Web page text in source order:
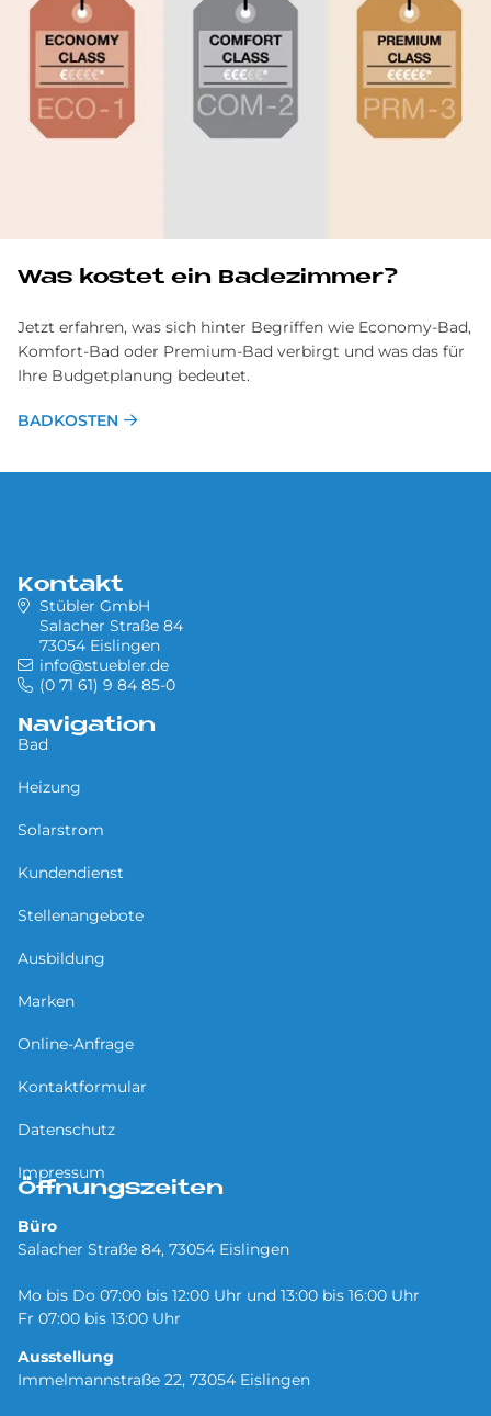
Was ko­stet ein Ba­de­zim­mer?
Jetzt erfahren, was sich hinter Begriffen wie Economy-Bad,
Komfort-Bad oder Premium-Bad verbirgt und was das für
Ihre Budgetplanung bedeutet.
BADKOSTEN
Kontakt
Stübler GmbH
Salacher Straße 84
73054 Eislingen
info@stuebler.de
(0 71 61) 9 84 85-0
Navigation
Bad
Heizung
Solarstrom
Kundendienst
Stellenangebote
Ausbildung
Marken
Online-Anfrage
Kontaktformular
Datenschutz
Impressum
Öffnungszeiten
Büro
Salacher Straße 84, 73054 Eislingen
Mo bis Do 07:00 bis 12:00 Uhr und 13:00 bis 16:00 Uhr
Fr 07:00 bis 13:00 Uhr
Ausstellung
Immelmannstraße 22, 73054 Eislingen